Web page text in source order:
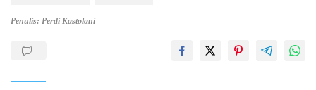
Penulis: Perdi Kastolani